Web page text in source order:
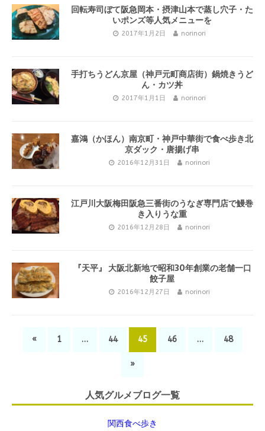
回転寿司ぼて阪急岡本・摂津山本で蒸し穴子・た
いポンズ等人気メニューを
2017年1月2日 norinori
手打ちうどん京屋（神戸元町商店街）鍋焼きうど
ん・カツ丼
2017年1月1日 norinori
嘉鴻（かほん）南京町・神戸中華街で食べ歩き北
京ダック・唐揚げ串
2016年12月31日 norinori
江戸川大阪梅田阪急三番街のうなぎ専門店で鰻巻
き入りうな重
2016年12月28日 norinori
『天平』 大阪北新地で昭和30年創業の老舗一口
餃子屋
2016年12月27日 norinori
« 1 … 44 45 46 … 48
»
人気グルメブログ一覧
関西食べ歩き